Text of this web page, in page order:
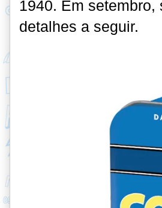
1940. Em
detalhes a seguir.